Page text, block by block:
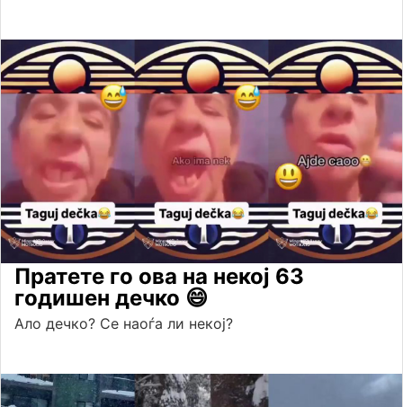
Пратете го ова на некој 63
годишен дечко 😄
Ало дечко? Се наоѓа ли некој?